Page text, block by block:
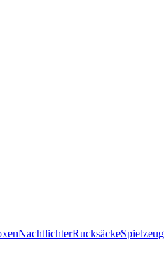
NachtlichterRucksäcke